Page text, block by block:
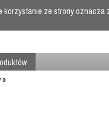
»
korzystanie ze strony